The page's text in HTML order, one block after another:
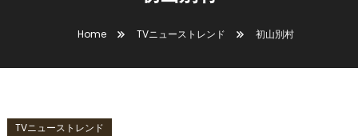
Home TVニューストレンド 初山別村
TVニューストレンド